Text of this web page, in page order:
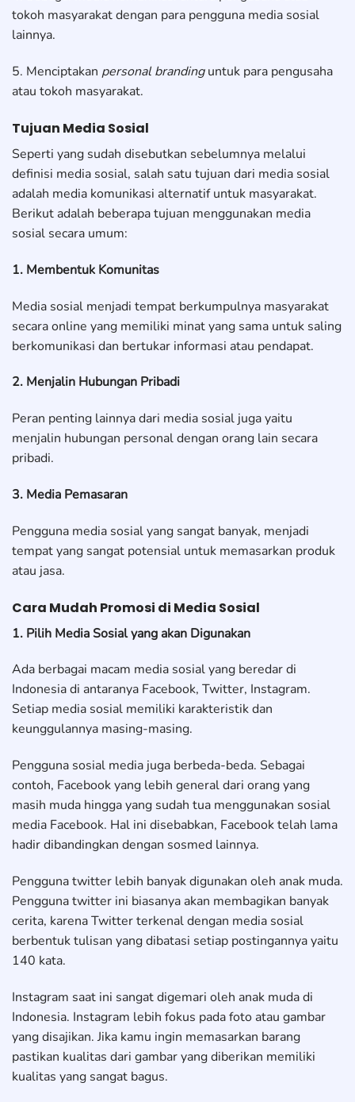
tokoh masyarakat dengan para pengguna media sosial
lainnya.
5. Menciptakan personal brandinguntuk para pengusaha
atau tokoh masyarakat.
Tujuan Media Sosial
Seperti yang sudah disebutkan sebelumnya melalui
definisi media sosial, salah satu tujuan dari media sosial
adalah media komunikasi alternatif untuk masyarakat.
Berikut adalah beberapa tujuan menggunakan media
sosial secara umum:
1. Membentuk Komunitas
Media sosial menjadi tempat berkumpulnya masyarakat
secara online yang memiliki minat yang sama untuk saling
berkomunikasi dan bertukar informasi atau pendapat.
2. Menjalin Hubungan Pribadi
Peran penting lainnya dari media sosial juga yaitu
menjalin hubungan personal dengan orang lain secara
pribadi.
3. Media Pemasaran
Pengguna media sosial yang sangat banyak, menjadi
tempat yang sangat potensial untuk memasarkan produk
atau jasa.
Cara Mudah Promosi di Media Sosial
1. Pilih Media Sosial yang akan Digunakan
Ada berbagai macam media sosial yang beredar di
Indonesia di antaranya Facebook, Twitter, Instagram.
Setiap media sosial memiliki karakteristik dan
keunggulannya masing-masing.
Pengguna sosial media juga berbeda-beda. Sebagai
contoh, Facebook yang lebih general dari orang yang
masih muda hingga yang sudah tua menggunakan sosial
media Facebook. Hal ini disebabkan, Facebook telah lama
hadir dibandingkan dengan sosmed lainnya.
Pengguna twitter lebih banyak digunakan oleh anak muda.
Pengguna twitter ini biasanya akan membagikan banyak
cerita, karena Twitter terkenal dengan media sosial
berbentuk tulisan yang dibatasi setiap postingannya yaitu
140 kata.
Instagram saat ini sangat digemari oleh anak muda di
Indonesia. Instagram lebih fokus pada foto atau gambar
yang disajikan. Jika kamu ingin memasarkan barang
pastikan kualitas dari gambar yang diberikan memiliki
kualitas yang sangat bagus.